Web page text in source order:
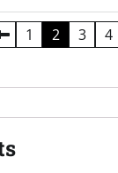
1 2 3 4